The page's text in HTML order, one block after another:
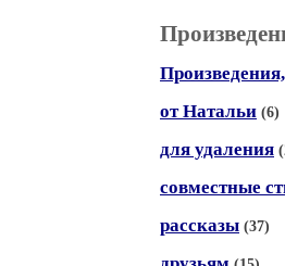
от Натальи (6)
для удаления
совместные
рассказы (37)